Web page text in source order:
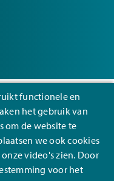
pagina pagina
functionele en
het gebruik van
om de website te
we ook cookies
video's zien. Door
voor het